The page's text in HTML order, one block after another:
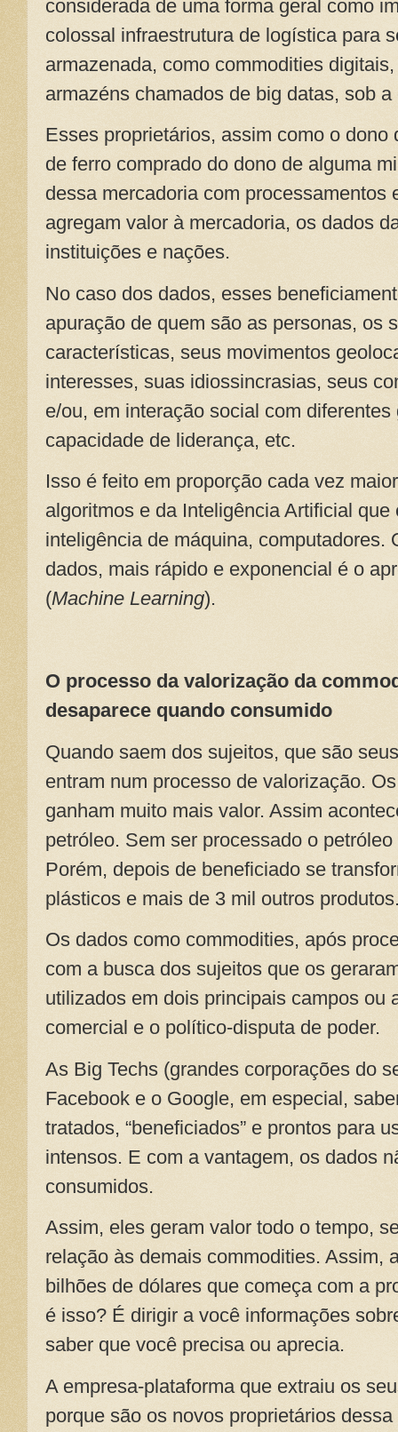
considerada de uma forma geral como
colossal infraestrutura de logística para
armazenada, como commodities
armazéns chamados de big datas, sob
Esses proprietários, assim como o dono
de ferro comprado do dono de alguma
dessa mercadoria com processamentos
agregam valor à mercadoria, os dados
instituições e nações.
No caso dos dados, esses
apuração de quem são as personas, os
características, seus movimentos
interesses, suas idiossincrasias, seus
e/ou, em interação social com
capacidade de liderança, etc.
Isso é feito em proporção cada vez
algoritmos e da Inteligência Artificial
inteligência de máquina, computadores.
dados, mais rápido e exponencial é o
(Machine Learning).
O processo da valorização da
desaparece quando consumido
Quando saem dos sujeitos, que são
entram num processo de valorização.
ganham muito mais valor. Assim
petróleo. Sem ser processado o
Porém, depois de beneficiado se
plásticos e mais de 3 mil outros
Os dados como commodities, após
com a busca dos sujeitos que os
utilizados em dois principais campos ou
comercial e o político-disputa de poder.
As Big Techs (grandes corporações do
Facebook e o Google, em especial,
tratados, “beneficiados” e prontos para
intensos. E com a vantagem, os dados
consumidos.
Assim, eles geram valor todo o tempo,
relação às demais commodities. Assim,
bilhões de dólares que começa com a
é isso? É dirigir a você informações
saber que você precisa ou aprecia.
A empresa-plataforma que extraiu os
porque são os novos proprietários